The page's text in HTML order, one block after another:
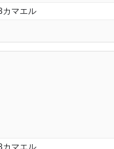
カマエル
カマエル